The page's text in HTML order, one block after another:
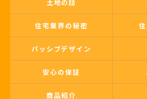
土地の話
住宅業界の秘密
パッシブデザイン
安心の保証
商品紹介